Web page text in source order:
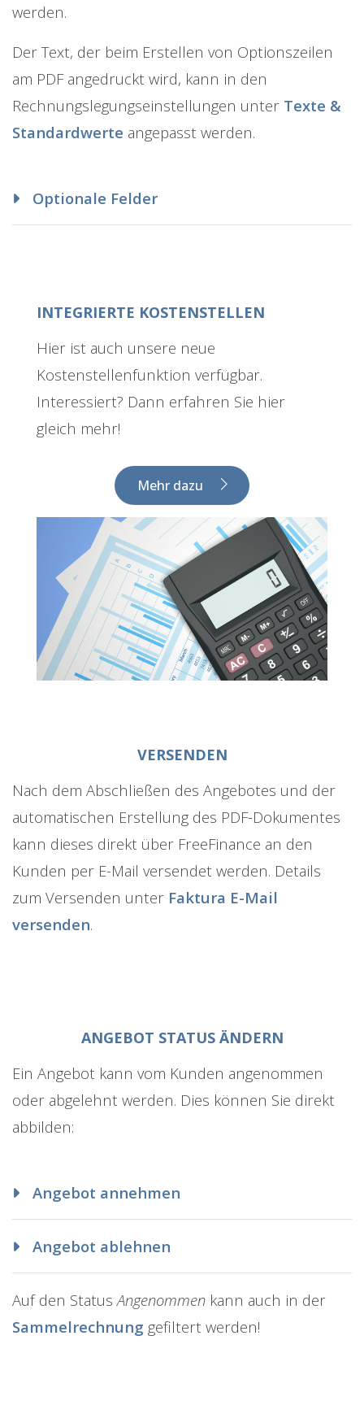
werden.
Der Text, der beim Erstellen von Optionszeilen
am PDF angedruckt wird, kann in den
Rechnungslegungseinstellungen unter Texte &
Standardwerte angepasst werden.
Optionale Felder
INTEGRIERTE KOSTENSTELLEN
Hier ist auch unsere neue
Kostenstellenfunktion verfügbar.
Interessiert? Dann erfahren Sie hier
gleich mehr!
Mehr dazu
VERSENDEN
Nach dem Abschließen des Angebotes und der
automatischen Erstellung des PDF-Dokumentes
kann dieses direkt über FreeFinance an den
Kunden per E-Mail versendet werden. Details
zum Versenden unter Faktura E-Mail
versenden.
ANGEBOT STATUS ÄNDERN
Ein Angebot kann vom Kunden angenommen
oder abgelehnt werden. Dies können Sie direkt
abbilden:
Angebot annehmen
Angebot ablehnen
Auf den StatusAngenommen kann auch in der
Sammelrechnung gefiltert werden!